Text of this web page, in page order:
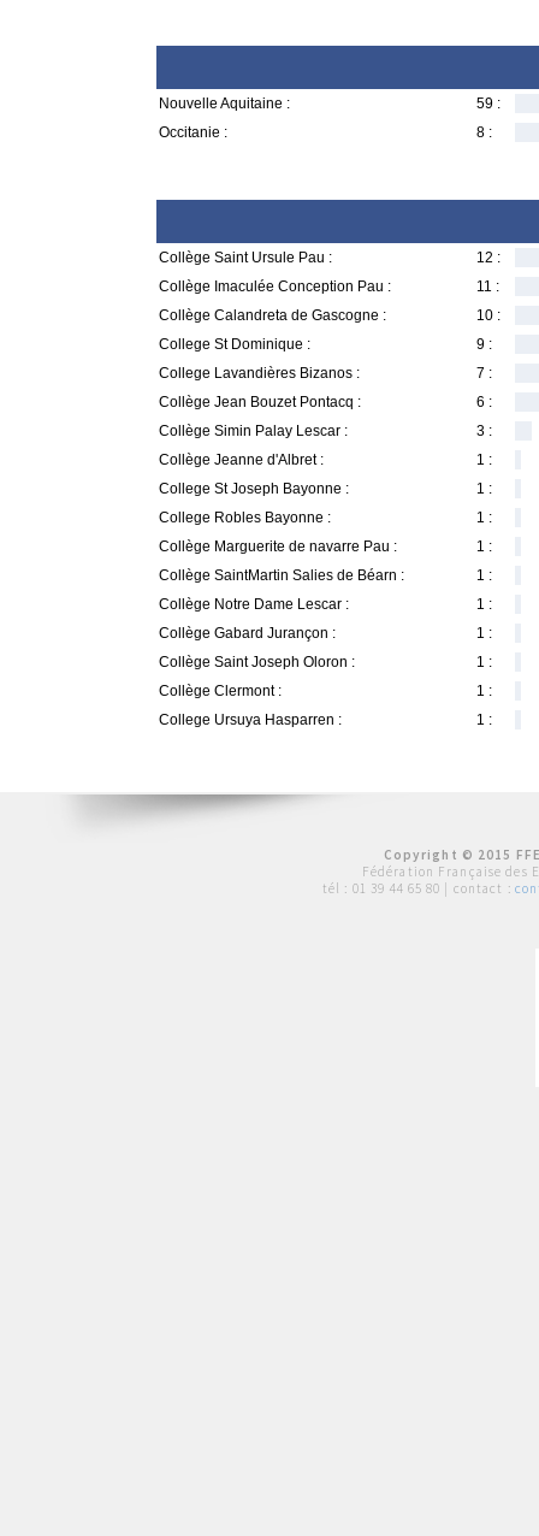
Nouvelle Aquitaine :
59 :
Occitanie :
8 :
Collège Saint Ursule Pau :
12 :
Collège Imaculée Conception Pau :
11 :
Collège Calandreta de Gascogne :
10 :
College St Dominique :
9 :
College Lavandières Bizanos :
7 :
Collège Jean Bouzet Pontacq :
6 :
Collège Simin Palay Lescar :
3 :
Collège Jeanne d'Albret :
1 :
College St Joseph Bayonne :
1 :
College Robles Bayonne :
1 :
Collège Marguerite de navarre Pau :
1 :
Collège SaintMartin Salies de Béarn :
1 :
Collège Notre Dame Lescar :
1 :
Collège Gabard Jurançon :
1 :
Collège Saint Joseph Oloron :
1 :
Collège Clermont :
1 :
College Ursuya Hasparren :
1 :
Copyright © 2015
Fédération Française des
tél : 01 39 44 65 80 | contact :